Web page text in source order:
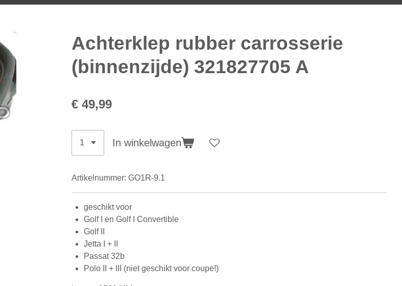
Achterklep rubber carrosserie
(binnenzijde) 321827705 A
€ 49,99
In winkelwagen
Artikelnummer: GO1R-9.1
geschikt voor
Golf I en Golf I Convertible
Golf II
Jetta I + II
Passat 32b
Polo II + III (niet geschikt voor coupe!)